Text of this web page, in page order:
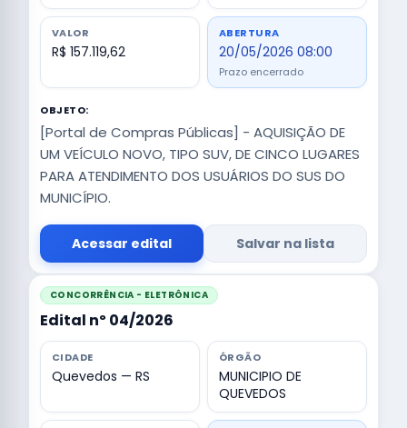
VALOR
R$ 157.119,62
ABERTURA
20/05/2026 08:00
Prazo encerrado
OBJETO:
[Portal de Compras Públicas] - AQUISIÇÃO DE
UM VEÍCULO NOVO, TIPO SUV, DE CINCO LUGARES
PARA ATENDIMENTO DOS USUÁRIOS DO SUS DO
MUNICÍPIO.
Acessar edital Salvar na lista
CONCORRÊNCIA - ELETRÔNICA
Edital nº 04/2026
CIDADE
Quevedos — RS
ÓRGÃO
MUNICIPIO DE
QUEVEDOS